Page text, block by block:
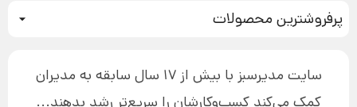
تبلیغ نویسی
افزایش عملکرد
چگونه کتاب بنویسیم
آموزش دسترسی به دانلود فایل‌ها
پیگیری سفارش
پرفروشترین محصولاتدوره جدید سیستم سازی
سایت مدیرسبز با بیش از 17 سال سابقه به مدیران
کمک می‌کند کسب‌و‌کارشان را سریع‌تر رشد بدهند...